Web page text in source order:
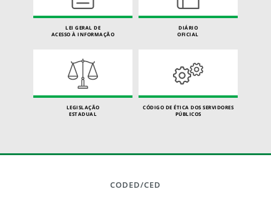
LEI GERAL DE
ACESSO À INFORMAÇÃO
DIÁRIO
OFICIAL
LEGISLAÇÃO
ESTADUAL
CÓDIGO DE ÉTICA DOS SERVIDORES
PÚBLICOS
CODED/CED